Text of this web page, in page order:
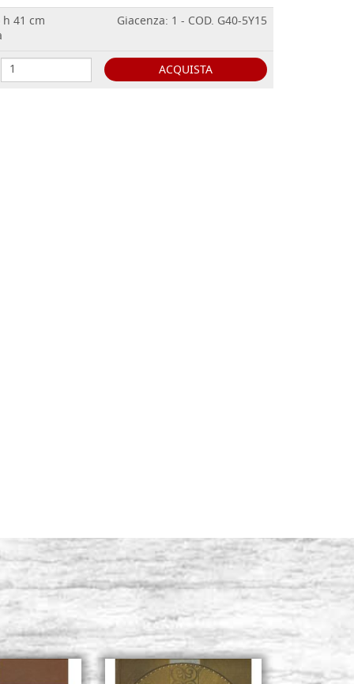
41 cm
Giacenza: 1 - COD. G40-5Y15
ACQUISTA